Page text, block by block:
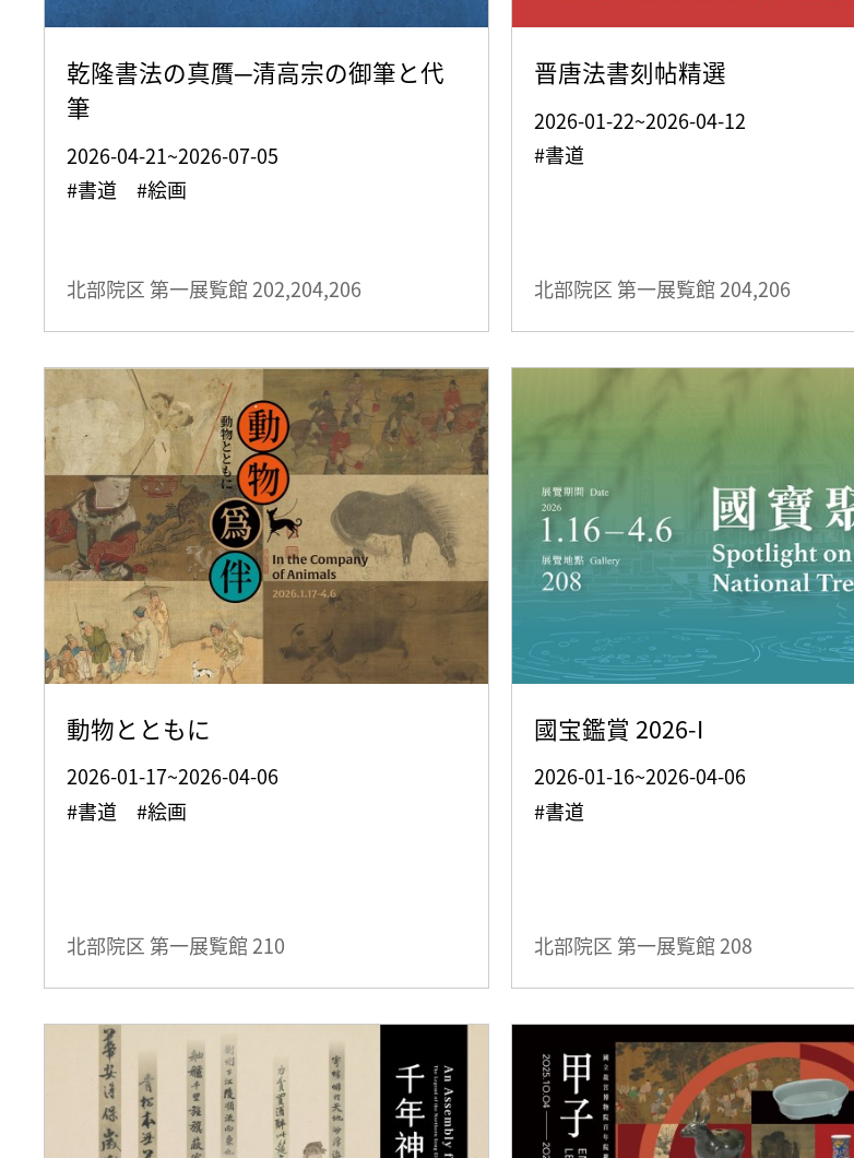
乾隆書法の真贋─清高宗の御筆と代
筆
2026-04-21~2026-07-05
#書道 #絵画
北部院区 第一展覧館202,204,206
晋唐法書刻帖精選
2026-01-22~2026-04-12
#書道
北部院区 第一展覧館204,206
動物とともに
2026-01-17~2026-04-06
#書道 #絵画
北部院区 第一展覧館 210
國宝鑑賞 2026-I
2026-01-16~2026-04-06
#書道
北部院区 第一展覧館 208